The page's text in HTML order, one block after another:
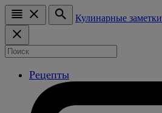
Кулинарные заметки
Рецепты